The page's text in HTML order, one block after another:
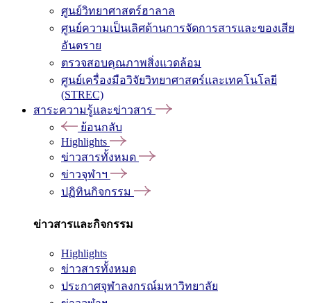
ศูนย์วิทยาศาสตร์ฮาลาล
ศูนย์ความเป็นเลิศด้านการจัดการสารและของเสีย
อันตราย
ตรวจสอบคุณภาพสิ่งแวดล้อม
ศูนย์เครื่องมือวิจัยวิทยาศาสตร์และเทคโนโลยี
(STREC)
สาระความรู้และข่าวสาร
ย้อนกลับ
Highlights
ข่าวสารทั้งหมด
ข่าวจุฬาฯ
ปฏิทินกิจกรรม
ข่าวสารและกิจกรรม
Highlights
ข่าวสารทั้งหมด
ประกาศจุฬาลงกรณ์มหาวิทยาลัย